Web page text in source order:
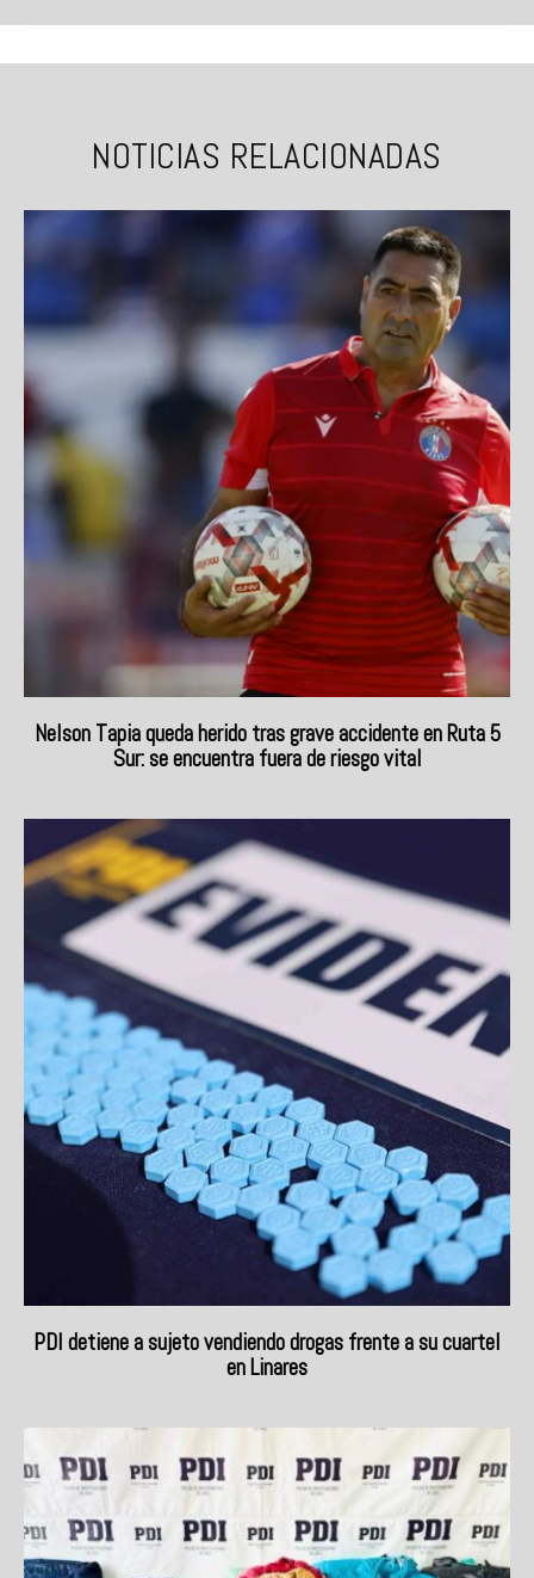
NOTICIAS RELACIONADAS
Nelson Tapia queda herido tras grave accidente en Ruta 5
Sur: se encuentra fuera de riesgo vital
PDI detiene a sujeto vendiendo drogas frente a su cuartel
en Linares